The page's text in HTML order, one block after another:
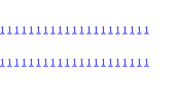
1 1 1 1 1 1 1 1 1 1 1 1 1 1 1 1 1 1 1 1 1
1 1 1 1 1 1 1 1 1 1 1 1 1 1 1 1 1 1 1 1 1